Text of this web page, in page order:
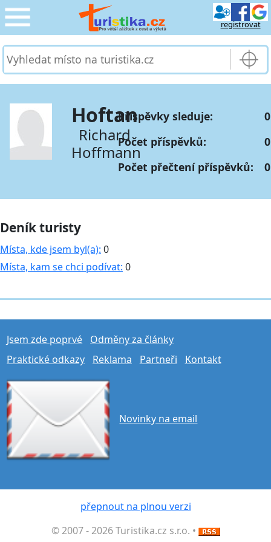
registrovat
CESTOVÁNÍ
SLUŽBY & DOPRAVA ›
PRO TURISTY ›
MOJE TURISTIKA ›
Hoftan
Richard
Hoffmann
Příspěvky sleduje:
Počet příspěvků:
0
Počet přečtení příspěvků:
0
Deník turisty
Místa, kde jsem byl(a): 0
Místa, kam se chci podívat: 0
Jsem zde poprvé
Odměny za články
Praktické odkazy
Reklama Partneři Kontakt
Novinky na email
přepnout na plnou verzi
© 2007 - 2026 Turistika.cz s.r.o. •